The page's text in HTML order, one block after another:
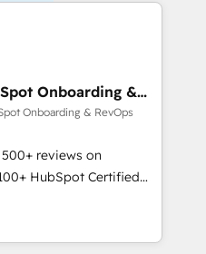
Onboarding &
Onboarding & RevOps
reviews on
HubSpot Certified
continents ★ AI-First,
★ Company of